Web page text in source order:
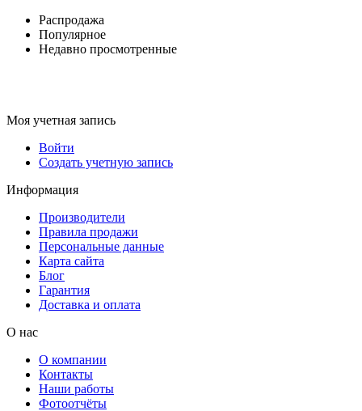
Распродажа
Популярное
Недавно просмотренные
Моя учетная запись
Войти
Создать учетную запись
Информация
Производители
Правила продажи
Персональные данные
Карта сайта
Блог
Гарантия
Доставка и оплата
О нас
О компании
Контакты
Наши работы
Фотоотчёты